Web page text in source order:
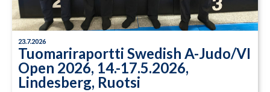
23.7.2026
Tuomariraportti Swedish A-Judo/VI
Open 2026, 14.-17.5.2026,
Lindesberg, Ruotsi